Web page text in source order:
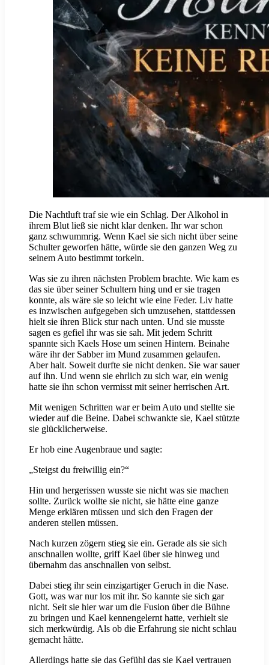
Die Nachtluft traf sie wie ein Schlag. Der Alkohol in
ihrem Blut ließ sie nicht klar denken. Ihr war schon
ganz schwummrig. Wenn Kael sie sich nicht über seine
Schulter geworfen hätte, würde sie den ganzen Weg zu
seinem Auto bestimmt torkeln.
Was sie zu ihren nächsten Problem brachte. Wie kam es
das sie über seiner Schultern hing und er sie tragen
konnte, als wäre sie so leicht wie eine Feder. Liv hatte
es inzwischen aufgegeben sich umzusehen, stattdessen
hielt sie ihren Blick stur nach unten. Und sie musste
sagen es gefiel ihr was sie sah. Mit jedem Schritt
spannte sich Kaels Hose um seinen Hintern. Beinahe
wäre ihr der Sabber im Mund zusammen gelaufen.
Aber halt. Soweit durfte sie nicht denken. Sie war sauer
auf ihn. Und wenn sie ehrlich zu sich war, ein wenig
hatte sie ihn schon vermisst mit seiner herrischen Art.
Mit wenigen Schritten war er beim Auto und stellte sie
wieder auf die Beine. Dabei schwankte sie, Kael stützte
sie glücklicherweise.
Er hob eine Augenbraue und sagte:
„Steigst du freiwillig ein?“
Hin und hergerissen wusste sie nicht was sie machen
sollte. Zurück wollte sie nicht, sie hätte eine ganze
Menge erklären müssen und sich den Fragen der
anderen stellen müssen.
Nach kurzen zögern stieg sie ein. Gerade als sie sich
anschnallen wollte, griff Kael über sie hinweg und
übernahm das anschnallen von selbst.
Dabei stieg ihr sein einzigartiger Geruch in die Nase.
Gott, was war nur los mit ihr. So kannte sie sich gar
nicht. Seit sie hier war um die Fusion über die Bühne
zu bringen und Kael kennengelernt hatte, verhielt sie
sich merkwürdig. Als ob die Erfahrung sie nicht schlau
gemacht hätte.
Allerdings hatte sie das Gefühl das sie Kael vertrauen